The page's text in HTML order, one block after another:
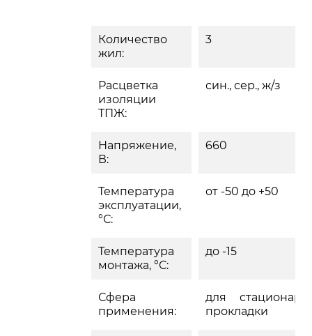
Количество
жил:
3
Расцветка
изоляции
ТПЖ:
син., сер., ж/з
Напряжение,
В:
660
Температура
эксплуатации,
°С:
от -50 до +50
Температура
монтажа, °С:
до -15
Сфера
применения:
для
прокладки